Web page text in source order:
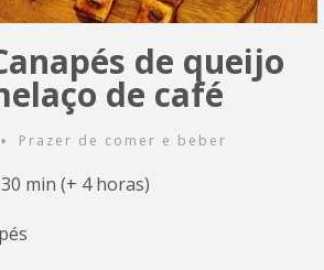
de queijo
de café
• Prazer de comer e beber
min (+ 4 horas)